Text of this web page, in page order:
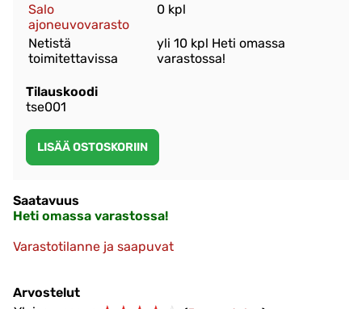
Salo
ajoneuvovarasto
0 kpl
Netistä
toimitettavissa
yli 10 kpl Heti omassa
varastossa!
Tilauskoodi
tse001
Saatavuus
Heti omassa varastossa!
Varastotilanne ja saapuvat
Arvostelut